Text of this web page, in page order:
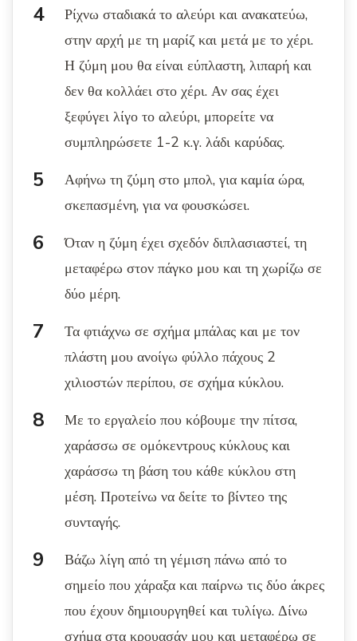
Ρίχνω σταδιακά το αλεύρι και ανακατεύω,
στην αρχή με τη μαρίζ και μετά με το χέρι.
Η ζύμη μου θα είναι εύπλαστη, λιπαρή και
δεν θα κολλάει στο χέρι. Αν σας έχει
ξεφύγει λίγο το αλεύρι, μπορείτε να
συμπληρώσετε 1-2 κ.γ. λάδι καρύδας.
Αφήνω τη ζύμη στο μπολ, για καμία ώρα,
σκεπασμένη, για να φουσκώσει.
Όταν η ζύμη έχει σχεδόν διπλασιαστεί, τη
μεταφέρω στον πάγκο μου και τη χωρίζω σε
δύο μέρη.
Τα φτιάχνω σε σχήμα μπάλας και με τον
πλάστη μου ανοίγω φύλλο πάχους 2
χιλιοστών περίπου, σε σχήμα κύκλου.
Με το εργαλείο που κόβουμε την πίτσα,
χαράσσω σε ομόκεντρους κύκλους και
χαράσσω τη βάση του κάθε κύκλου στη
μέση. Προτείνω να δείτε το βίντεο της
συνταγής.
Βάζω λίγη από τη γέμιση πάνω από το
σημείο που χάραξα και παίρνω τις δύο άκρες
που έχουν δημιουργηθεί και τυλίγω. Δίνω
σχήμα στα κρουασάν μου και μεταφέρω σε